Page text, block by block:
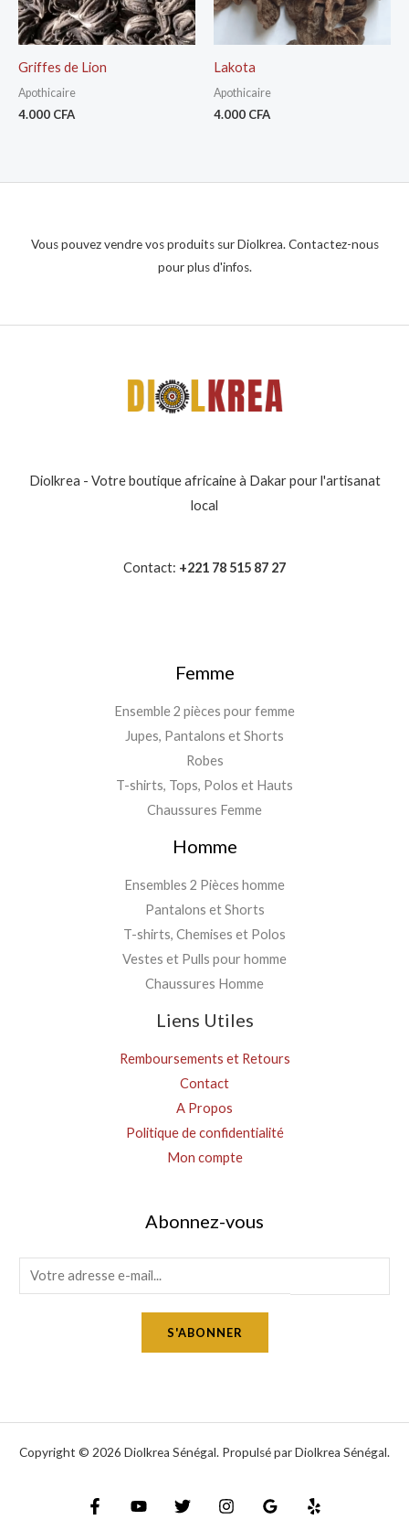
Griffes de Lion
Apothicaire
4.000 CFA
Lakota
Apothicaire
4.000 CFA
Vous pouvez vendre vos produits sur Diolkrea. Contactez-nous
pour plus d'infos.
Diolkrea - Votre boutique africaine à Dakar pour l'artisanat
local
Contact: +221 78 515 87 27
Femme
Ensemble 2 pièces pour femme
Jupes, Pantalons et Shorts
Robes
T-shirts, Tops, Polos et Hauts
Chaussures Femme
Homme
Ensembles 2 Pièces homme
Pantalons et Shorts
T-shirts, Chemises et Polos
Vestes et Pulls pour homme
Chaussures Homme
Liens Utiles
Remboursements et Retours
Contact
A Propos
Politique de confidentialité
Mon compte
Abonnez-vous
m
S'ABONNER
Copyright © 2026 Diolkrea Sénégal. Propulsé par Diolkrea Sénégal.